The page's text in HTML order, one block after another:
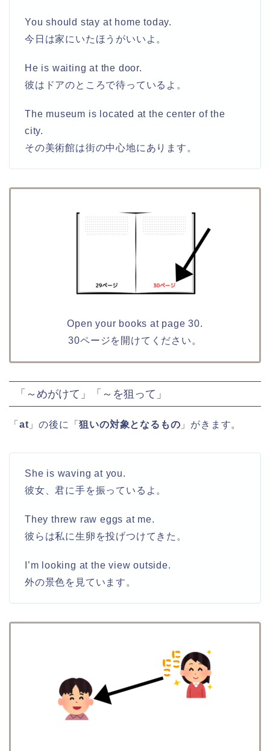
You should stay at home today.
今日は家にいたほうがいいよ。
He is waiting at the door.
彼はドアのところで待っているよ。
The museum is located at the center of the
city.
その美術館は街の中心地にあります。
Open your books at page 30.
30ページを開けてください。
「～めがけて」「～を狙って」
「 at 」の後に「狙いの対象となるもの 」がきます。
She is waving at you.
彼女、君に手を振っているよ。
They threw raw eggs at me.
彼らは私に生卵を投げつけてきた。
I’m looking at the view outside.
外の景色を見ています。